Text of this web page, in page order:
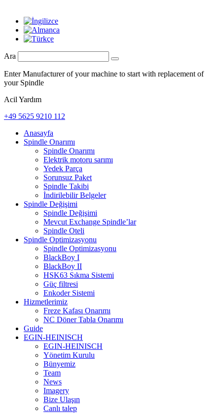
Ara
Enter Manufacturer of your machine to start with replacement of
your Spindle
Acil Yardım
+49 5625 9210 112
Anasayfa
Spindle Onarımı
Spindle Onarımı
Elektrik motoru sarımı
Yedek Parça
Sorunsuz Paket
Spindle Takibi
İndirilebilir Belgeler
Spindle Değişimi
Spindle Değişimi
Mevcut Exchange Spindle’lar
Spindle Oteli
Spindle Optimizasyonu
Spindle Optimizasyonu
BlackBoy I
BlackBoy II
HSK63 Sıkma Sistemi
Güç filtresi
Enkoder Sistemi
Hizmetlerimiz
Freze Kafası Onarımı
NC Döner Tabla Onarımı
Guide
EGIN-HEINISCH
EGIN-HEINISCH
Yönetim Kurulu
Bünyemiz
Team
News
Imagery
Bize Ulaşın
Canlı talep